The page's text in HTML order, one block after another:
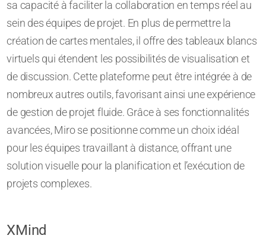
sa capacité à faciliter la collaboration en temps réel au
sein des équipes de projet. En plus de permettre la
création de cartes mentales, il offre des tableaux blancs
virtuels qui étendent les possibilités de visualisation et
de discussion. Cette plateforme peut être intégrée à de
nombreux autres outils, favorisant ainsi une expérience
de gestion de projet fluide. Grâce à ses fonctionnalités
avancées, Miro se positionne comme un choix idéal
pour les équipes travaillant à distance, offrant une
solution visuelle pour la planification et l’exécution de
projets complexes.
XMind